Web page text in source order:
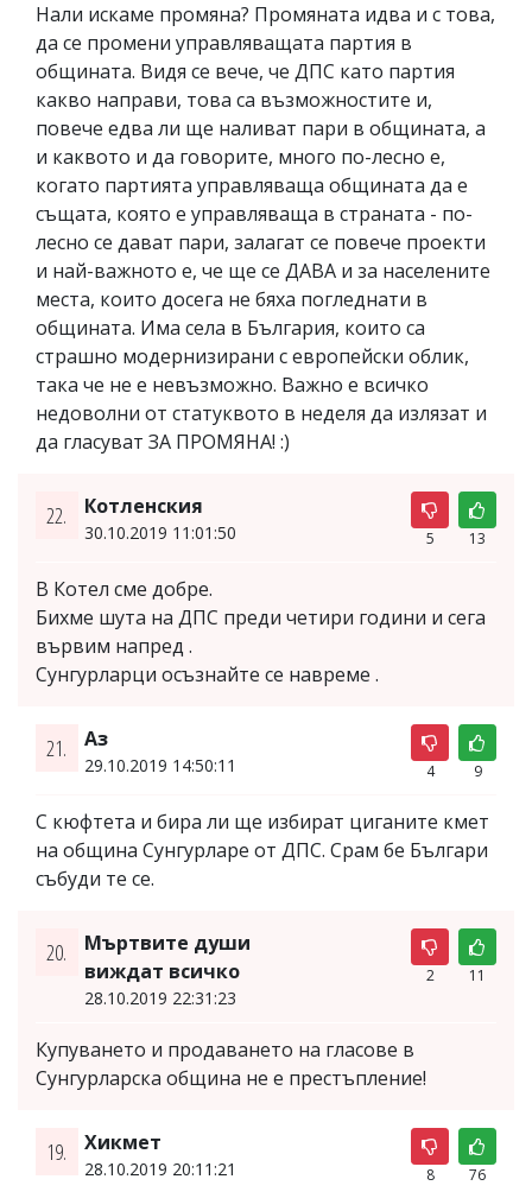
Нали искаме промяна? Промяната идва и с това,
да се промени управляващата партия в
общината. Видя се вече, че ДПС като партия
какво направи, това са възможностите и,
повече едва ли ще наливат пари в общината, а
и каквото и да говорите, много по-лесно е,
когато партията управляваща общината да е
същата, която е управляваща в страната - по-
лесно се дават пари, залагат се повече проекти
и най-важното е, че ще се ДАВА и за населените
места, които досега не бяха погледнати в
общината. Има села в България, които са
страшно модернизирани с европейски облик,
така че не е невъзможно. Важно е всичко
недоволни от статуквото в неделя да излязат и
да гласуват ЗА ПРОМЯНА! :)
22. Котленския
30.10.2019 11:01:50 5 13
В Котел сме добре.
Бихме шута на ДПС преди четири години и сега
вървим напред .
Сунгурларци осъзнайте се навреме .
21. Аз
29.10.2019 14:50:11 4 9
С кюфтета и бира ли ще избират циганите кмет
на община Сунгурларе от ДПС. Срам бе Българи
събуди те се.
20.
Мъртвите души
виждат всичко
28.10.2019 22:31:23
2 11
Купуването и продаването на гласове в
Сунгурларска община не е престъпление!
19. Хикмет
28.10.2019 20:11:21 8 76